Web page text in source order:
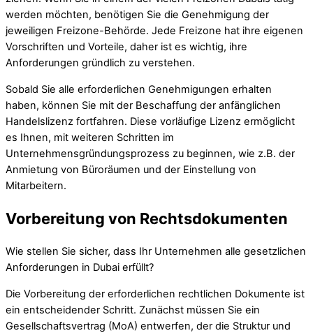
werden möchten, benötigen Sie die Genehmigung der
jeweiligen Freizone-Behörde. Jede Freizone hat ihre eigenen
Vorschriften und Vorteile, daher ist es wichtig, ihre
Anforderungen gründlich zu verstehen.
Sobald Sie alle erforderlichen Genehmigungen erhalten
haben, können Sie mit der Beschaffung der anfänglichen
Handelslizenz fortfahren. Diese vorläufige Lizenz ermöglicht
es Ihnen, mit weiteren Schritten im
Unternehmensgründungsprozess zu beginnen, wie z.B. der
Anmietung von Büroräumen und der Einstellung von
Mitarbeitern.
Vorbereitung von Rechtsdokumenten
Wie stellen Sie sicher, dass Ihr Unternehmen alle gesetzlichen
Anforderungen in Dubai erfüllt?
Die Vorbereitung der erforderlichen rechtlichen Dokumente ist
ein entscheidender Schritt. Zunächst müssen Sie ein
Gesellschaftsvertrag (MoA) entwerfen, der die Struktur und